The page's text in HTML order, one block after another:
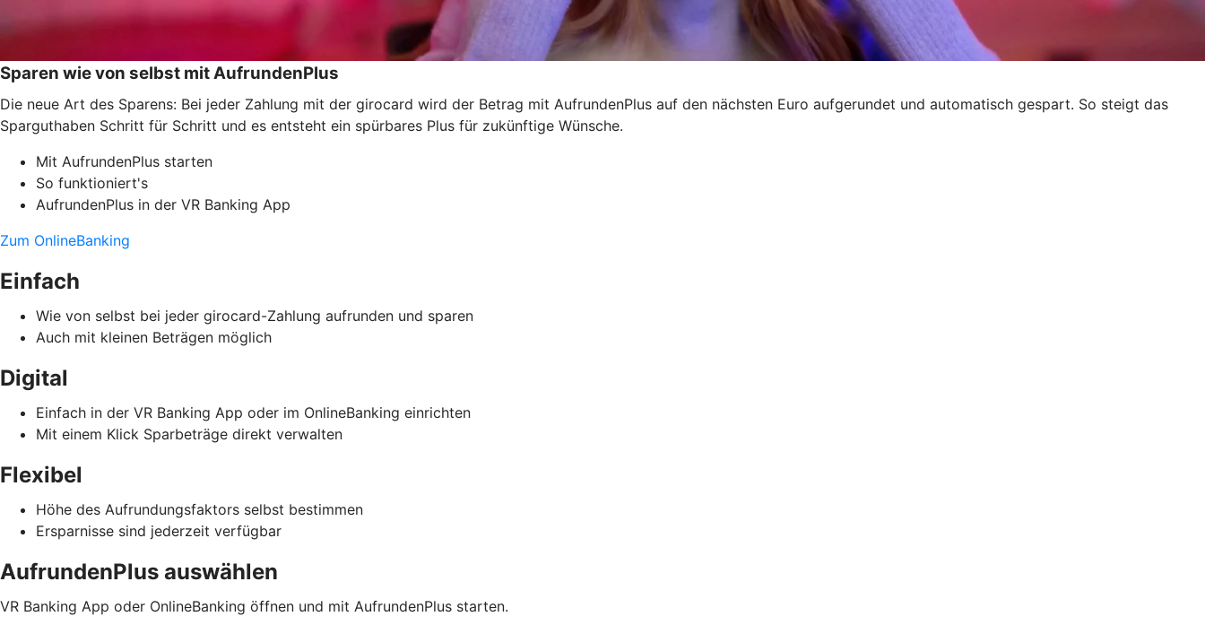
Sparen wie von selbst mit AufrundenPlus
Die neue Art des Sparens: Bei jeder Zahlung mit der girocard wird der Betrag mit AufrundenPlus auf den nächsten Euro aufgerundet und automatisch gespart. So steigt das
Sparguthaben Schritt für Schritt und es entsteht ein spürbares Plus für zukünftige Wünsche.
Mit AufrundenPlus starten
So funktioniert's
AufrundenPlus in der VR Banking App
Zum OnlineBanking
Einfach
Wie von selbst bei jeder girocard-Zahlung aufrunden und sparen
Auch mit kleinen Beträgen möglich
Digital
Einfach in der VR Banking App oder im OnlineBanking einrichten
Mit einem Klick Sparbeträge direkt verwalten
Flexibel
Höhe des Aufrundungsfaktors selbst bestimmen
Ersparnisse sind jederzeit verfügbar
AufrundenPlus auswählen
VR Banking App oder OnlineBanking öffnen und mit AufrundenPlus starten.